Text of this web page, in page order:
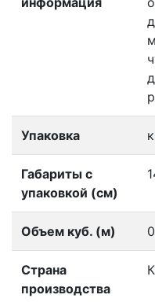
Упаковка
Габариты с
упаковкой (см)
Объем куб. (м)
Страна
производства